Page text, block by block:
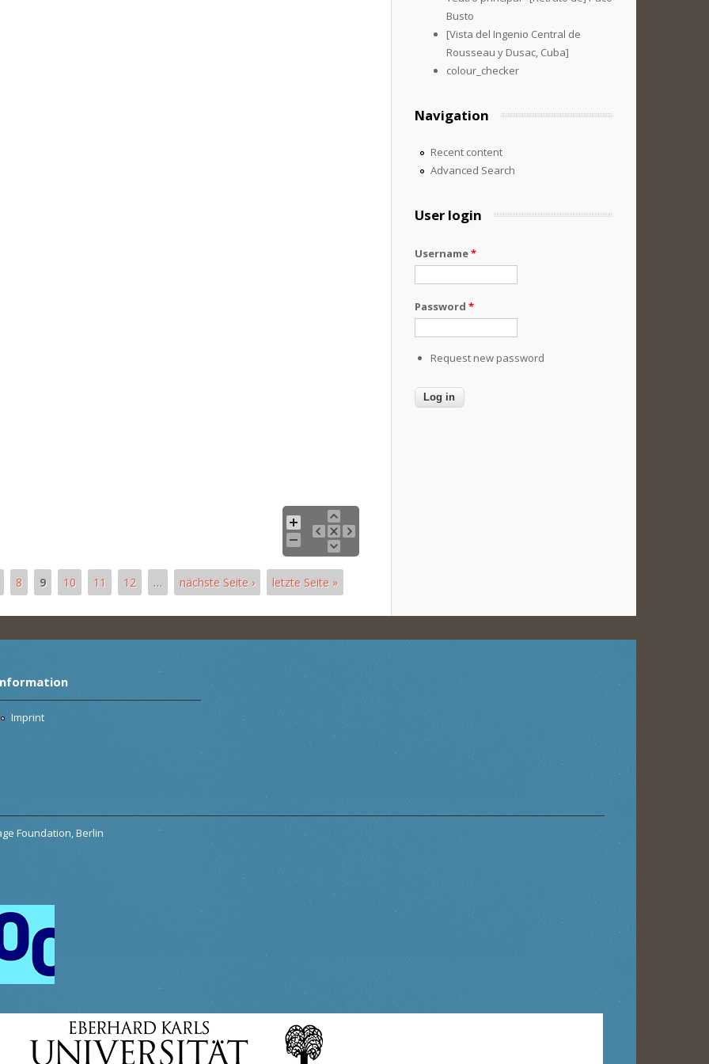
8 9 10 11 12 … nächste Seite › letzte Seite »
Busto
[Vista del Ingenio Central de
Rousseau y Dusac, Cuba]
colour_checker
Navigation
Recent content
Advanced Search
User login
Username*
Password *
Request new password
Imprint
Foundation, Berlin